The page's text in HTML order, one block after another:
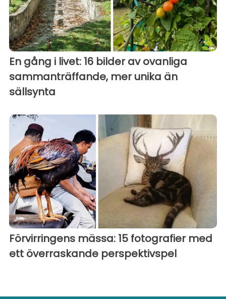
En gång i livet: 16 bilder av ovanliga
sammanträffande, mer unika än
sällsynta
Förvirringens mässa: 15 fotografier med
ett överraskande perspektivspel